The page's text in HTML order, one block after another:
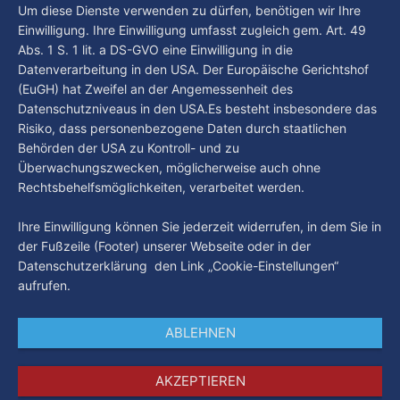
By Luca Kimmel 6. Aug. 2026
Um diese Dienste verwenden zu dürfen, benötigen wir Ihre
Einwilligung. Ihre Einwilligung umfasst zugleich gem. Art. 49
Abs. 1 S. 1 lit. a DS-GVO eine Einwilligung in die
Datenverarbeitung in den USA. Der Europäische Gerichtshof
(EuGH) hat Zweifel an der Angemessenheit des
Datenschutzniveaus in den USA.Es besteht insbesondere das
Risiko, dass personenbezogene Daten durch staatlichen
Behörden der USA zu Kontroll- und zu
Überwachungszwecken, möglicherweise auch ohne
Rechtsbehelfsmöglichkeiten, verarbeitet werden.
Ihre Einwilligung können Sie jederzeit widerrufen, in dem Sie in
der Fußzeile (Footer) unserer Webseite oder in der
Datenschutzerklärung den Link „Cookie-Einstellungen“
aufrufen.
ABLEHNEN
AKZEPTIEREN